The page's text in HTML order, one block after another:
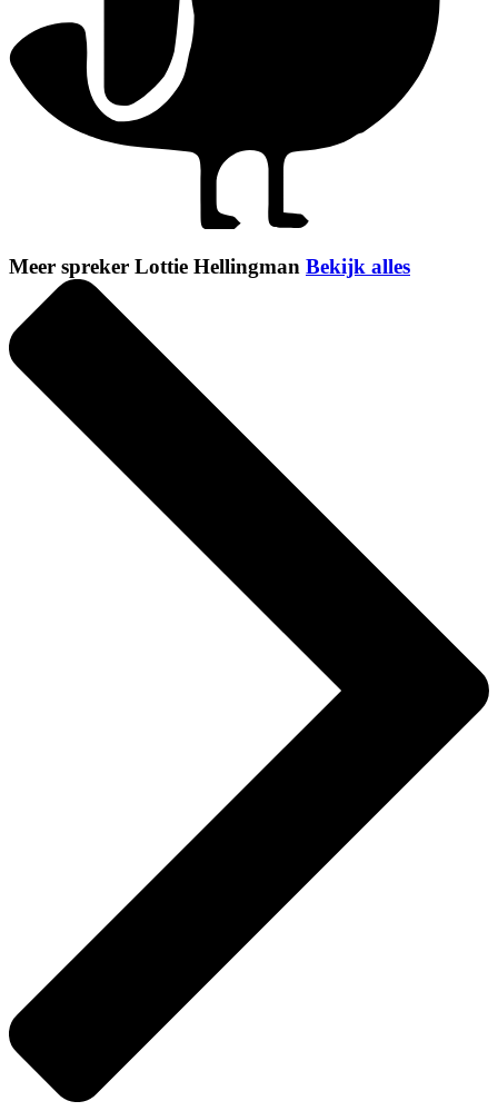
Meer spreker Lottie Hellingman Bekijk alles